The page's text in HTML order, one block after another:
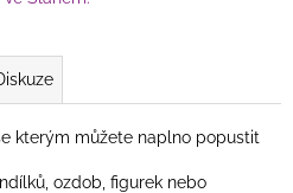
kterým můžete naplno popustit
ozdob, figurek nebo